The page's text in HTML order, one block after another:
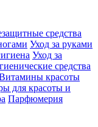
средства
Уход за руками
Уход за
средства
красоты
для красоты и
Парфюмерия